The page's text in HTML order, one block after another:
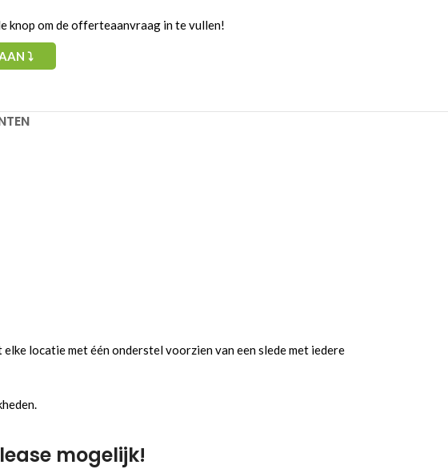
knop om de offerteaanvraag in te vullen!
⤵
locatie met één onderstel voorzien van een slede met iedere
mogelijk!